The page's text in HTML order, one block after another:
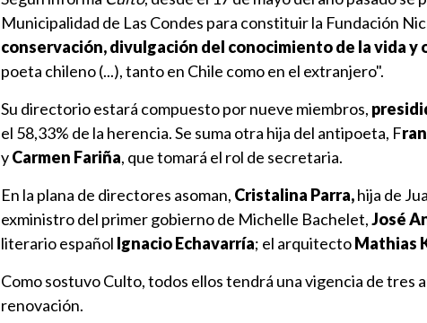
Municipalidad de Las Condes para constituir la Fundación
conservación, divulgación del conocimiento de la vida
poeta chileno (...), tanto en Chile como en el extranjero".
Su directorio estará compuesto por nueve miembros,
el 58,33% de la herencia. Se suma otra hija del antipoeta, F
yCarmen Fariña, que tomará el rol de secretaria.
En la plana de directores asoman, Cristalina Parra,hija de
exministro del primer gobierno de Michelle Bachelet,José
literario español Ignacio Echavarría; el arquitectoMathias
Como sostuvo Culto, todos ellos tendrá una vigencia de tres
renovación.